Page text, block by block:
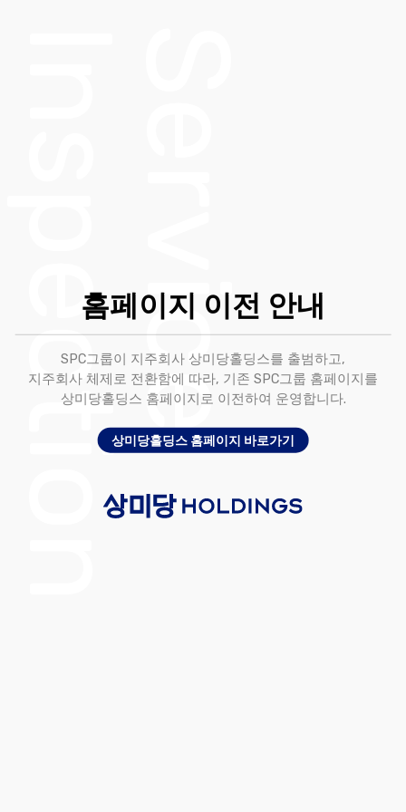
홈페이지 이전 안내
SPC그룹이 지주회사 상미당홀딩스를 출범하고,
지주회사 체제로 전환함에 따라, 기존 SPC그룹 홈페이지를
상미당홀딩스 홈페이지로 이전하여 운영합니다.
상미당홀딩스 홈페이지 바로가기
Service
Inspection